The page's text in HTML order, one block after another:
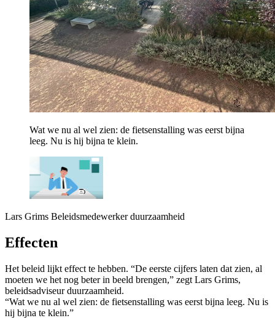
Wat we nu al wel zien: de fietsenstalling was eerst bijna
leeg. Nu is hij bijna te klein.
Lars Grims Beleidsmedewerker duurzaamheid
Effecten
Het beleid lijkt effect te hebben. “De eerste cijfers laten dat zien, al
moeten we het nog beter in beeld brengen,” zegt Lars Grims,
beleidsadviseur duurzaamheid.
“Wat we nu al wel zien: de fietsenstalling was eerst bijna leeg. Nu is
hij bijna te klein.”